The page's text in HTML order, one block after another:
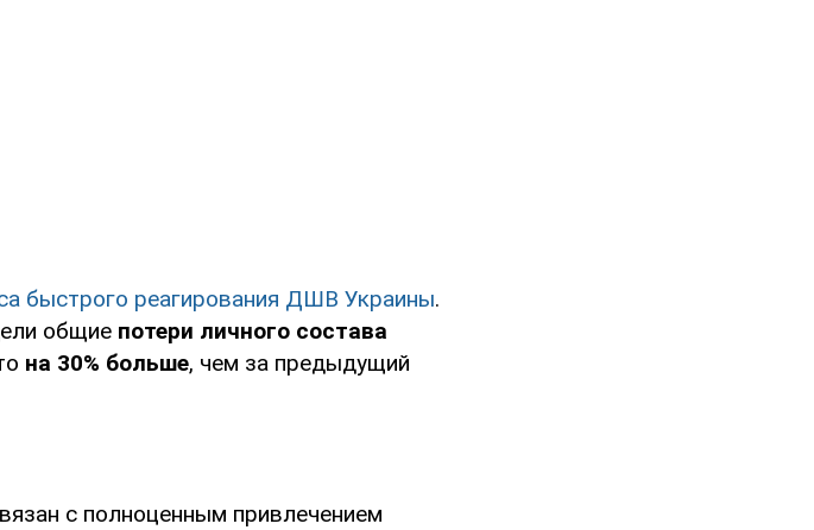
быстрого реагирования ДШВ Украины.
общие потери личного состава
на 30% больше, чем за предыдущий
с полноценным привлечением